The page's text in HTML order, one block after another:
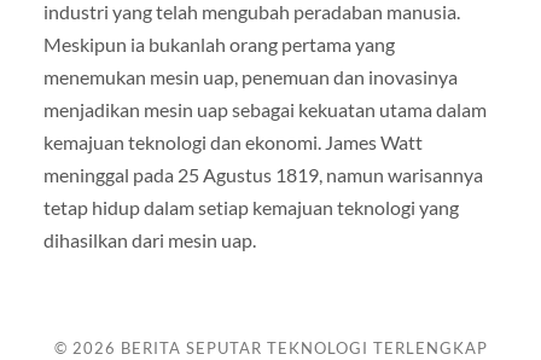
industri yang telah mengubah peradaban manusia.
Meskipun ia bukanlah orang pertama yang
menemukan mesin uap, penemuan dan inovasinya
menjadikan mesin uap sebagai kekuatan utama dalam
kemajuan teknologi dan ekonomi. James Watt
meninggal pada 25 Agustus 1819, namun warisannya
tetap hidup dalam setiap kemajuan teknologi yang
dihasilkan dari mesin uap.
© 2026 BERITA SEPUTAR TEKNOLOGI TERLENGKAP